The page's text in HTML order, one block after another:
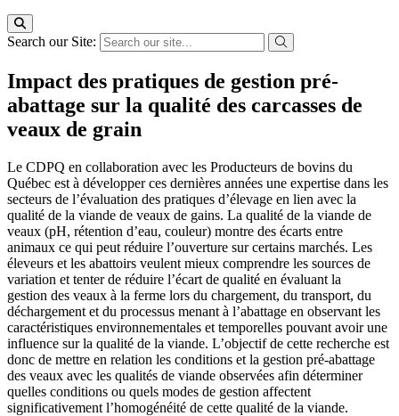
Search our Site:
Impact des pratiques de gestion pré-
abattage sur la qualité des carcasses de
veaux de grain
Le CDPQ en collaboration avec les Producteurs de bovins du
Québec est à développer ces dernières années une expertise dans les
secteurs de l’évaluation des pratiques d’élevage en lien avec la
qualité de la viande de veaux de gains. La qualité de la viande de
veaux (pH, rétention d’eau, couleur) montre des écarts entre
animaux ce qui peut réduire l’ouverture sur certains marchés. Les
éleveurs et les abattoirs veulent mieux comprendre les sources de
variation et tenter de réduire l’écart de qualité en évaluant la
gestion des veaux à la ferme lors du chargement, du transport, du
déchargement et du processus menant à l’abattage en observant les
caractéristiques environnementales et temporelles pouvant avoir une
influence sur la qualité de la viande. L’objectif de cette recherche est
donc de mettre en relation les conditions et la gestion pré-abattage
des veaux avec les qualités de viande observées afin déterminer
quelles conditions ou quels modes de gestion affectent
significativement l’homogénéité de cette qualité de la viande.